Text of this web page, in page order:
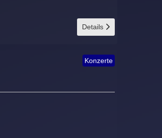
Details
Konzerte